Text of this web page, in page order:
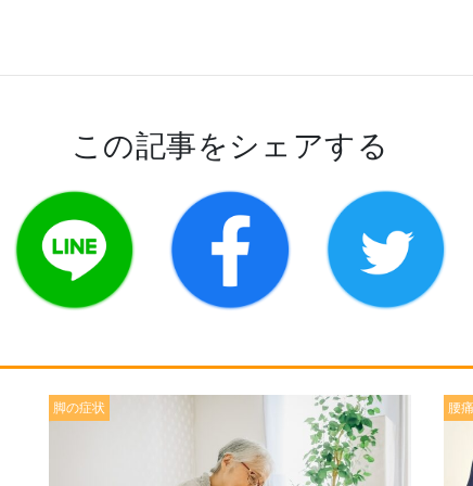
この記事をシェアする
脚の症状 腰痛